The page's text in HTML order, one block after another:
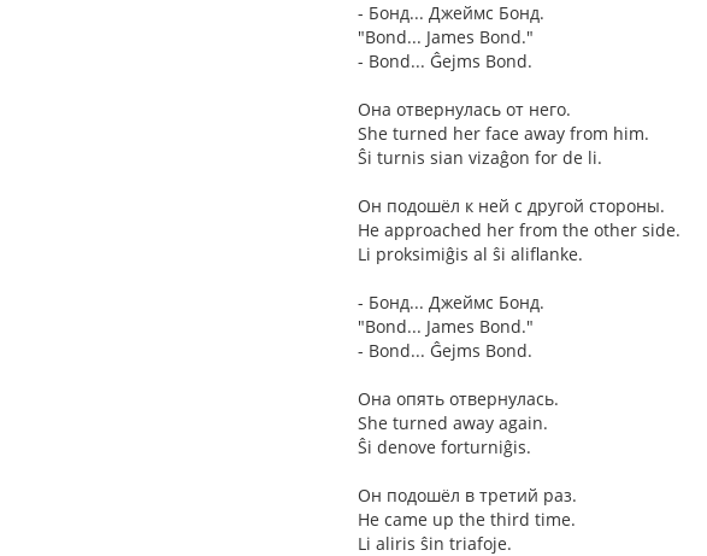
- Бонд... Джеймс Бонд.
"Bond... James Bond."
- Bond... Ĝejms Bond.
Она отвернулась от него.
She turned her face away from him.
Ŝi turnis sian vizaĝon for de li.
Он подошёл к ней с другой стороны.
He approached her from the other side.
Li proksimiĝis al ŝi aliflanke.
- Бонд... Джеймс Бонд.
"Bond... James Bond."
- Bond... Ĝejms Bond.
Она опять отвернулась.
She turned away again.
Ŝi denove forturniĝis.
Он подошёл в третий раз.
He came up the third time.
Li aliris ŝin triafoje.